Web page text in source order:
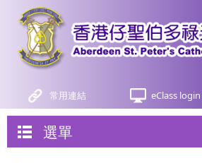
常用連結 eClass login
選單